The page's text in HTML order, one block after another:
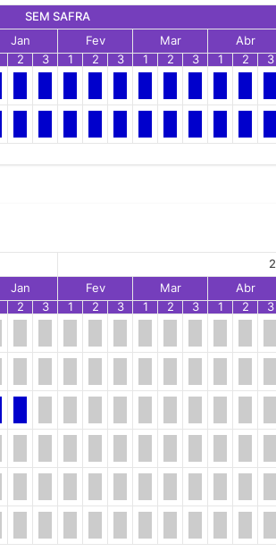
SEM SAFRA
Jan Fev Mar Abr
2 3 1 2 3 1 2 3 1 2 3
Jan Fev Mar Abr
2 3 1 2 3 1 2 3 1 2 3